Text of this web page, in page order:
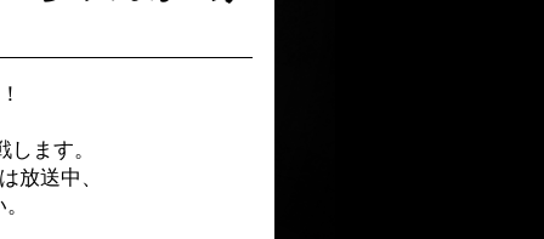
ます。
放送中、